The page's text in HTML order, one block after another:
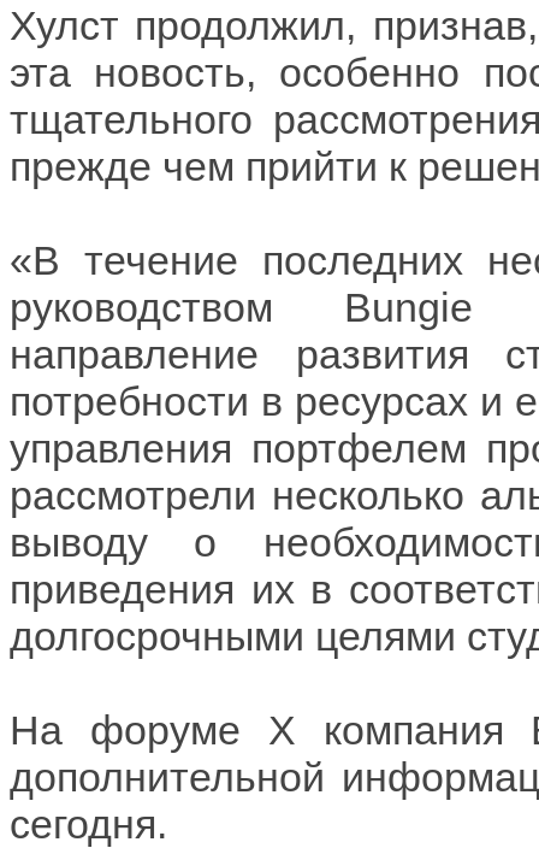
Хулст продолжил,
эта новость, особенно
тщательного
прежде чем прийти к
«В течение последних
руководством Bungie
направление развития
потребности в ресурсах и
управления портфелем
рассмотрели несколько
выводу о
приведения их в
долгосрочными целями
На форуме X компания
дополнительной
сегодня.